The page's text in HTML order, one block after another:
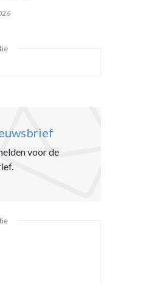
voor de